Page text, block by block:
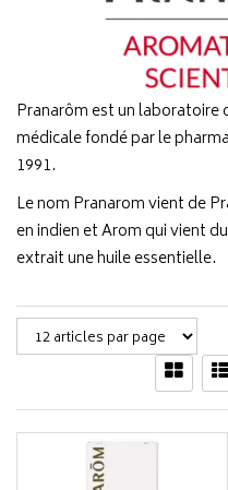
Pranarôm est un laboratoire
médicale fondé par le
1991.
Le nom Pranarom vient de
en indien et Arom qui vient
extrait une huile essentielle.